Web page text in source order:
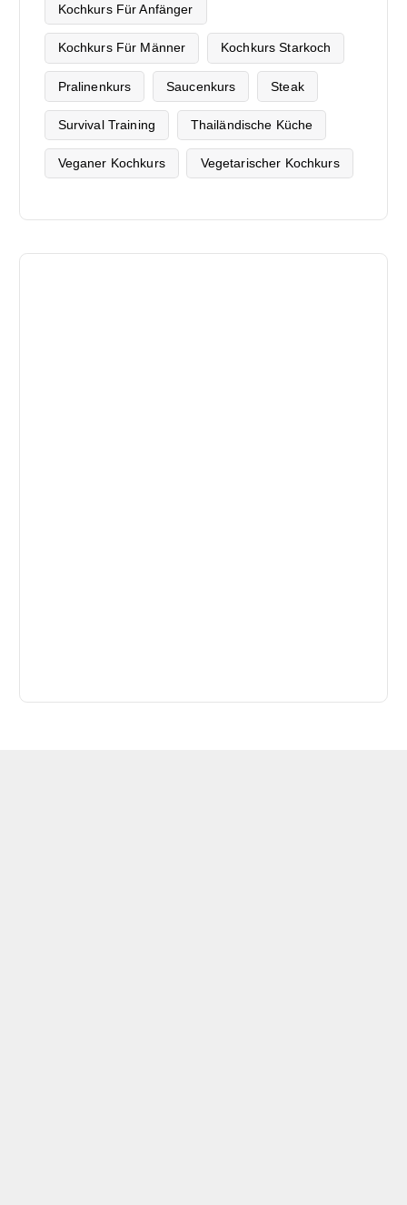
Kochkurs Für Anfänger
Kochkurs Für Männer Kochkurs Starkoch
Pralinenkurs Saucenkurs Steak
Survival Training Thailändische Küche
Veganer Kochkurs Vegetarischer Kochkurs